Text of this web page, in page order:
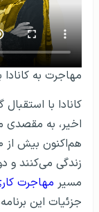
مهاجرت به کانادا
کانادا با
اخیر، به مقصدی
زندگی می‌کنند و
مسیر مهاجرت
جزئیات این